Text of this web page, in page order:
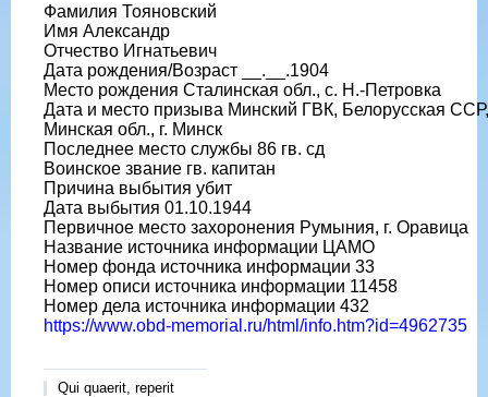
Фамилия Тояновский
Имя Александр
Отчество Игнатьевич
Дата рождения/Возраст __.__.1904
Место рождения Сталинская обл., с. Н.-Петровка
Дата и место призыва Минский ГВК, Белорусская ССР,
Минская обл., г. Минск
Последнее место службы 86 гв. сд
Воинское звание гв. капитан
Причина выбытия убит
Дата выбытия 01.10.1944
Первичное место захоронения Румыния, г. Оравица
Название источника информации ЦАМО
Номер фонда источника информации 33
Номер описи источника информации 11458
Номер дела источника информации 432
https://www.obd-memorial.ru/html/info.htm?id=4962735
Qui quaerit, reperit